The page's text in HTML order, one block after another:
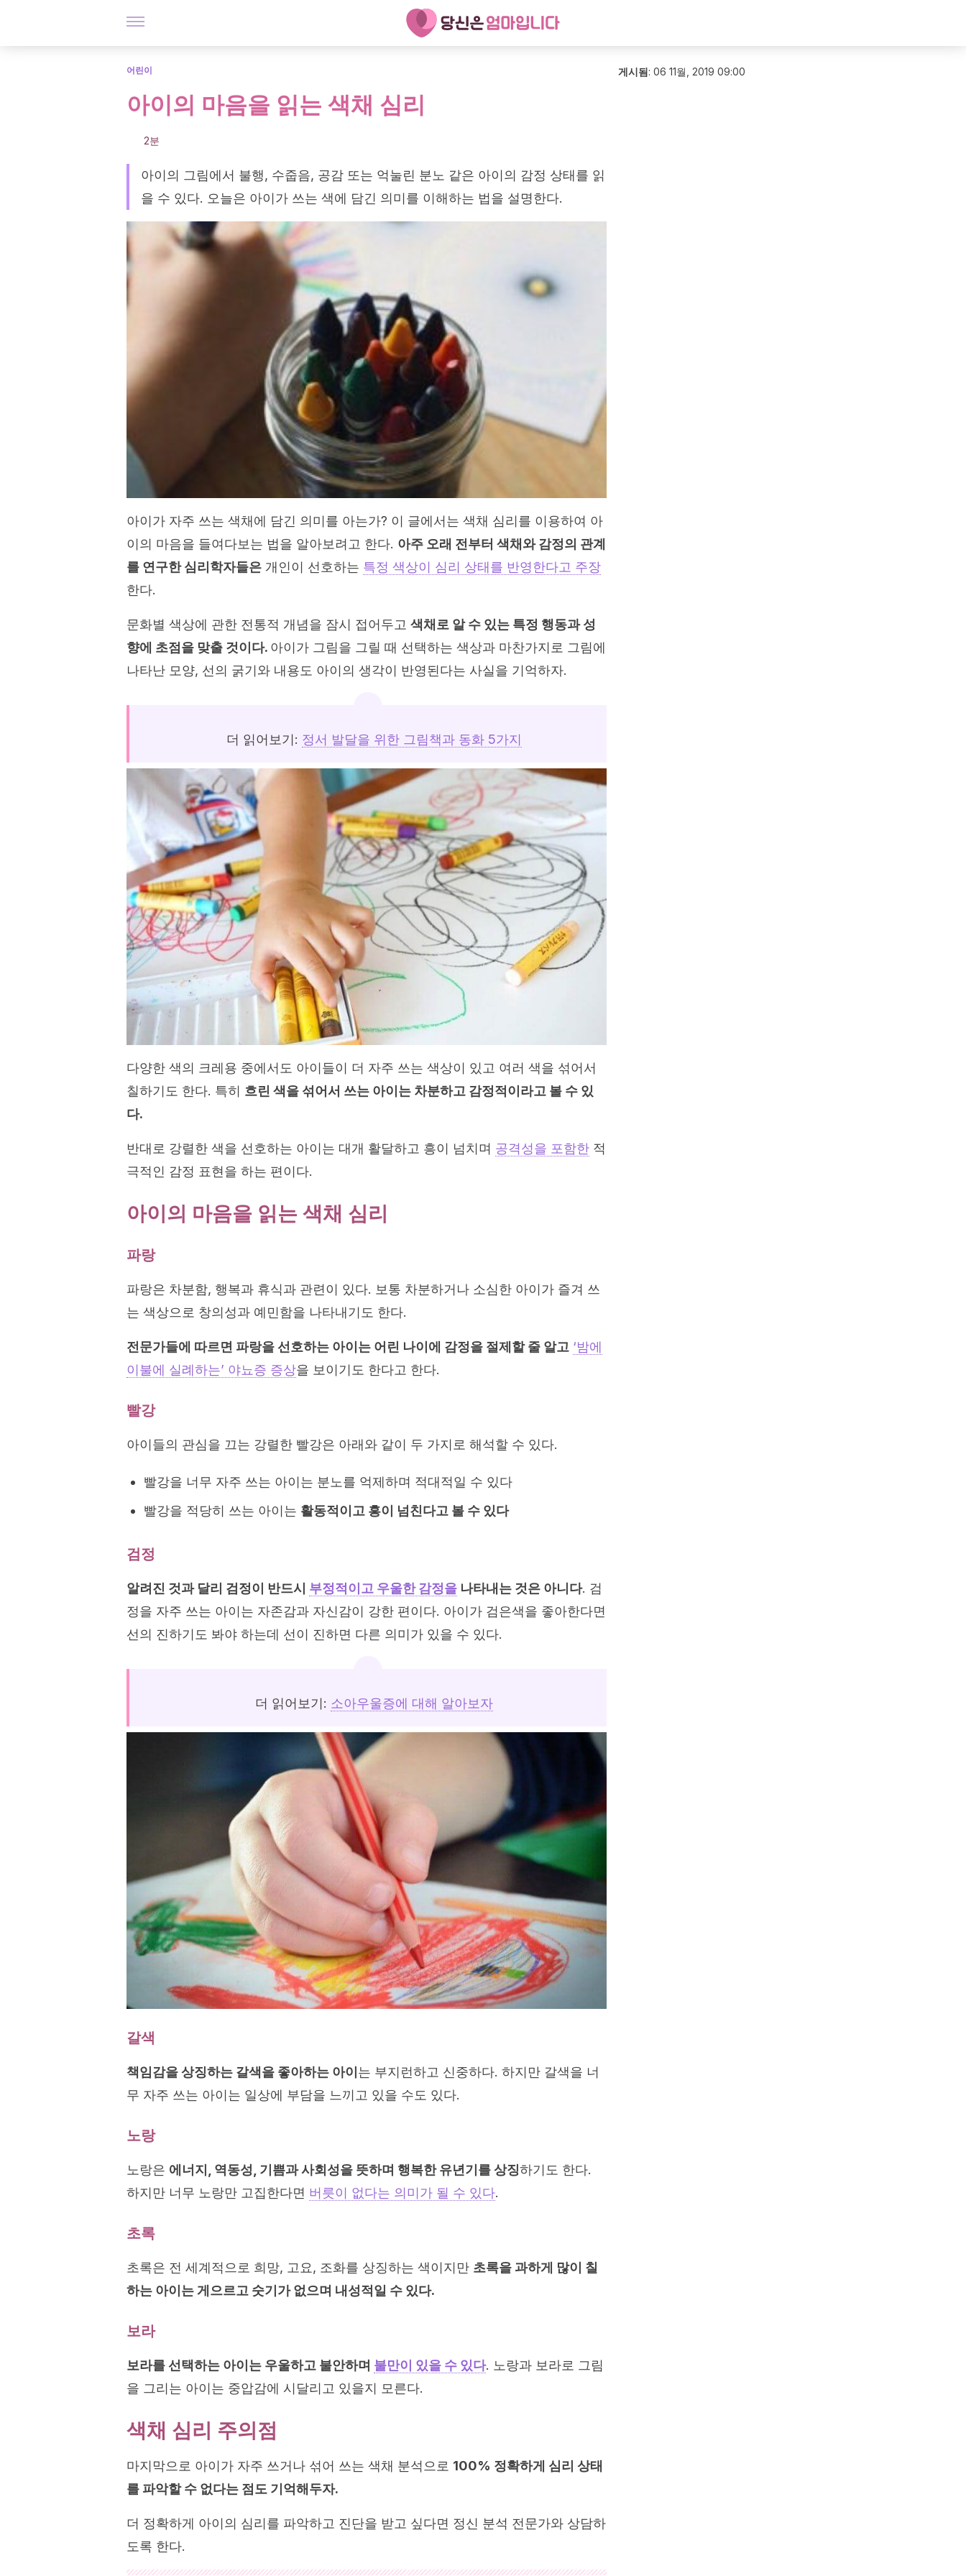
어린이
아이의 마음을 읽는 색채 심리
2분
아이의 그림에서 불행, 수줍음, 공감 또는 억눌린 분노 같은 아이의 감정 상태를 읽
을 수 있다. 오늘은 아이가 쓰는 색에 담긴 의미를 이해하는 법을 설명한다.
아이가 자주 쓰는 색채에 담긴 의미를 아는가? 이 글에서는 색채 심리를 이용하여 아
이의 마음을 들여다보는 법을 알아보려고 한다. 아주 오래 전부터 색채와 감정의 관계
를 연구한 심리학자들은 개인이 선호하는 특정 색상이 심리 상태를 반영한다고 주장
한다.
문화별 색상에 관한 전통적 개념을 잠시 접어두고 색채로 알 수 있는 특정 행동과 성
향에 초점을 맞출 것이다. 아이가 그림을 그릴 때 선택하는 색상과 마찬가지로 그림에
나타난 모양, 선의 굵기와 내용도 아이의 생각이 반영된다는 사실을 기억하자.
더 읽어보기: 정서 발달을 위한 그림책과 동화 5가지
다양한 색의 크레용 중에서도 아이들이 더 자주 쓰는 색상이 있고 여러 색을 섞어서
칠하기도 한다. 특히 흐린 색을 섞어서 쓰는 아이는 차분하고 감정적이라고 볼 수 있
다.
반대로 강렬한 색을 선호하는 아이는 대개 활달하고 흥이 넘치며 공격성을 포함한 적
극적인 감정 표현을 하는 편이다.
아이의 마음을 읽는 색채 심리
파랑
파랑은 차분함, 행복과 휴식과 관련이 있다. 보통 차분하거나 소심한 아이가 즐겨 쓰
는 색상으로 창의성과 예민함을 나타내기도 한다.
전문가들에 따르면 파랑을 선호하는 아이는 어린 나이에 감정을 절제할 줄 알고 ‘밤에
이불에 실례하는’ 야뇨증 증상을 보이기도 한다고 한다.
빨강
아이들의 관심을 끄는 강렬한 빨강은 아래와 같이 두 가지로 해석할 수 있다.
빨강을 너무 자주 쓰는 아이는 분노를 억제하며 적대적일 수 있다
빨강을 적당히 쓰는 아이는 활동적이고 흥이 넘친다고 볼 수 있다
검정
알려진 것과 달리 검정이 반드시 부정적이고 우울한 감정을 나타내는 것은 아니다. 검
정을 자주 쓰는 아이는 자존감과 자신감이 강한 편이다. 아이가 검은색을 좋아한다면
선의 진하기도 봐야 하는데 선이 진하면 다른 의미가 있을 수 있다.
더 읽어보기: 소아우울증에 대해 알아보자
갈색
책임감을 상징하는 갈색을 좋아하는 아이 는 부지런하고 신중하다. 하지만 갈색을 너
무 자주 쓰는 아이는 일상에 부담을 느끼고 있을 수도 있다.
노랑
노랑은 에너지, 역동성, 기쁨과 사회성을 뜻하며 행복한 유년기를 상징하기도 한다.
하지만 너무 노랑만 고집한다면 버릇이 없다는 의미가 될 수 있다.
초록
초록은 전 세계적으로 희망, 고요, 조화를 상징하는 색이지만 초록을 과하게 많이 칠
하는 아이는 게으르고 숫기가 없으며 내성적일 수 있다.
보라
보라를 선택하는 아이는 우울하고 불안하며 불만이 있을 수 있다. 노랑과 보라로 그림
을 그리는 아이는 중압감에 시달리고 있을지 모른다.
색채 심리 주의점
마지막으로 아이가 자주 쓰거나 섞어 쓰는 색채 분석으로 100% 정확하게 심리 상태
를 파악할 수 없다는 점도 기억해두자.
더 정확하게 아이의 심리를 파악하고 진단을 받고 싶다면 정신 분석 전문가와 상담하
도록 한다.
게시됨: 06 11월, 2019 09:00